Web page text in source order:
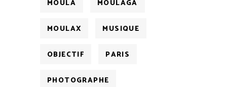
MOULA MOULAGA
MOULAX MUSIQUE
OBJECTIF PARIS
PHOTOGRAPHE